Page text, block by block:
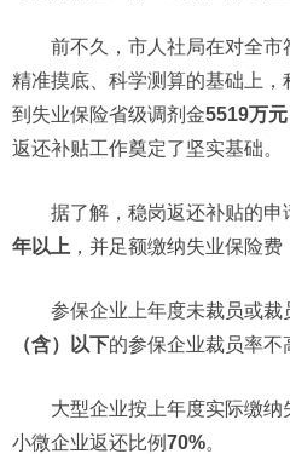
前不久，市人社局在对全市
精准摸底、科学测算的基础上
到失业保险省级调剂金5519万元
返还补贴工作奠定了坚实基础。
据了解，稳岗返还补贴的
年以上 ，并足额缴纳失业保险费
参保企业上年度未裁员或裁
（含）以下的参保企业裁员率不
大型企业按上年度实际缴纳
小微企业返还比例70%。